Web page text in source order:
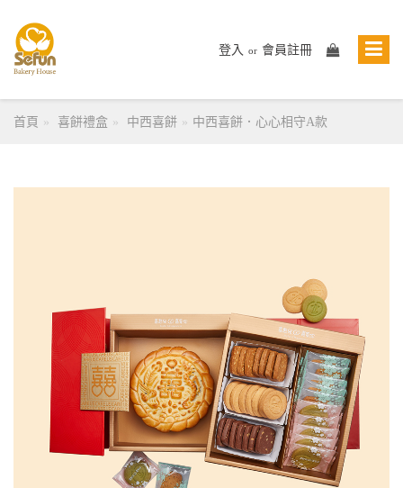
登入 or 會員註冊
首頁 喜餅禮盒 中西喜餅 中西喜餅．心心相守A款